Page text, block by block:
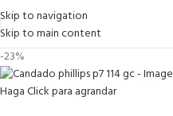
Skip to navigation
Skip to main content
-23%
Haga Click para agrandar